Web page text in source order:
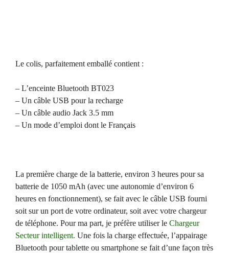
Le colis, parfaitement emballé contient :
– L’enceinte Bluetooth BT023
– Un câble USB pour la recharge
– Un câble audio Jack 3.5 mm
– Un mode d’emploi dont le Français
La première charge de la batterie, environ 3 heures pour sa
batterie de 1050 mAh (avec une autonomie d’environ 6
heures en fonctionnement), se fait avec le câble USB fourni
soit sur un port de votre ordinateur, soit avec votre chargeur
de téléphone. Pour ma part, je préfère utiliser le Chargeur
Secteur intelligent. Une fois la charge effectuée, l’appairage
Bluetooth pour tablette ou smartphone se fait d’une façon très